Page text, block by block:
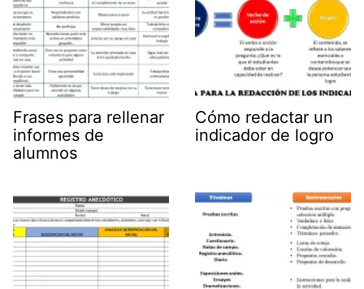
Frases para rellenar
informes de
alumnos
Cómo redactar un
indicador de logro